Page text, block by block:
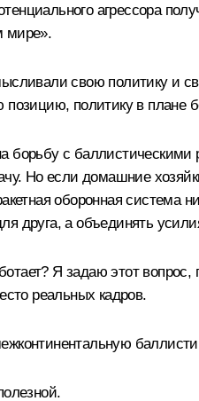
агрессора
мире».
свою политику и
позицию, политику в плане
борьбу с баллистическими
Но если домашние
оборонная система
друга, а объединять
Я задаю этот вопрос,
реальных кадров.